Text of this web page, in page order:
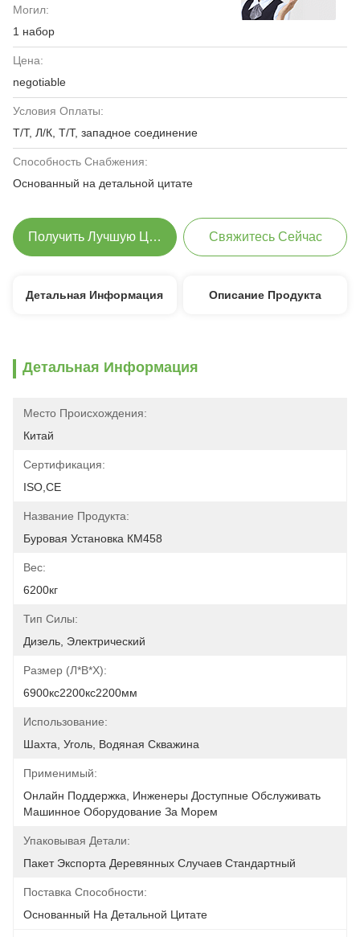
Могил:
1 набор
Цена:
negotiable
Условия Оплаты:
Т/Т, Л/К, Т/Т, западное соединение
Способность Снабжения:
Основанный на детальной цитате
Получить Лучшую Цену Свяжитесь Сейчас
Детальная Информация Описание Продукта
Детальная Информация
Место Происхождения:
Китай
Сертификация:
ISO,CE
Название Продукта:
Буровая Установка КМ458
Вес:
6200кг
Тип Силы:
Дизель, Электрический
Размер (л*в*х):
6900кс2200кс2200мм
Использование:
Шахта, Уголь, Водяная Скважина
Применимый:
Онлайн Поддержка, Инженеры Доступные Обслуживать
Машинное Оборудование За Морем
Упаковывая Детали:
Пакет Экспорта Деревянных Случаев Стандартный
Поставка Способности:
Основанный На Детальной Цитате